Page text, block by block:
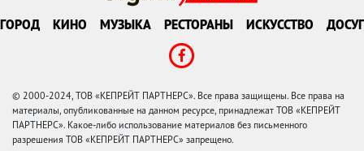
ГОРОД КИНО МУЗЫКА РЕСТОРАНЫ ИСКУССТВО ДОСУГ
© 2000-2024, ТОВ «КЕПРЕЙТ ПАРТНЕРС». Все права защищены. Все права на
материалы, опубликованные на данном ресурсе, принадлежат ТОВ «КЕПРЕЙТ
ПАРТНЕРС». Какое-либо использование материалов без письменного
разрешения ТОВ «КЕПРЕЙТ ПАРТНЕРС» запрещено.